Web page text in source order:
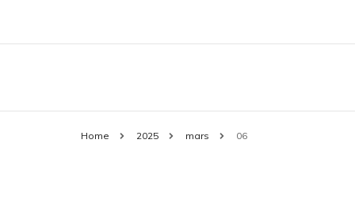
mejasmat.se
Vegetariskt till vardags med
Home 2025 mars 06